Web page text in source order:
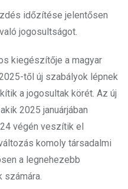
időzítése jelentősen
jogosultságot.
kiegészítője a magyar
től új szabályok lépnek
a jogosultak körét. Az új
2025 januárjában
végén veszítik el
komoly társadalmi
a legnehezebb
számára.